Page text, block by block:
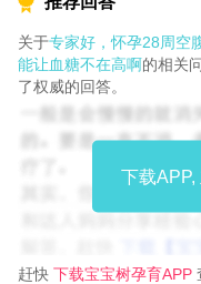
关于专家好，怀孕28周空
能让血糖不在高啊的相关
了权威的回答。
下载APP,
赶快 下载宝宝树孕育APP